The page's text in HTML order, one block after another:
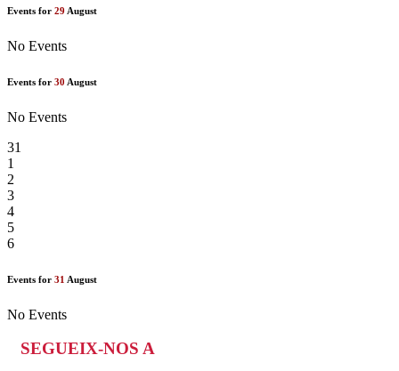
Events for 29 August
No Events
Events for 30 August
No Events
31
1
2
3
4
5
6
Events for 31 August
No Events
SEGUEIX-NOS A